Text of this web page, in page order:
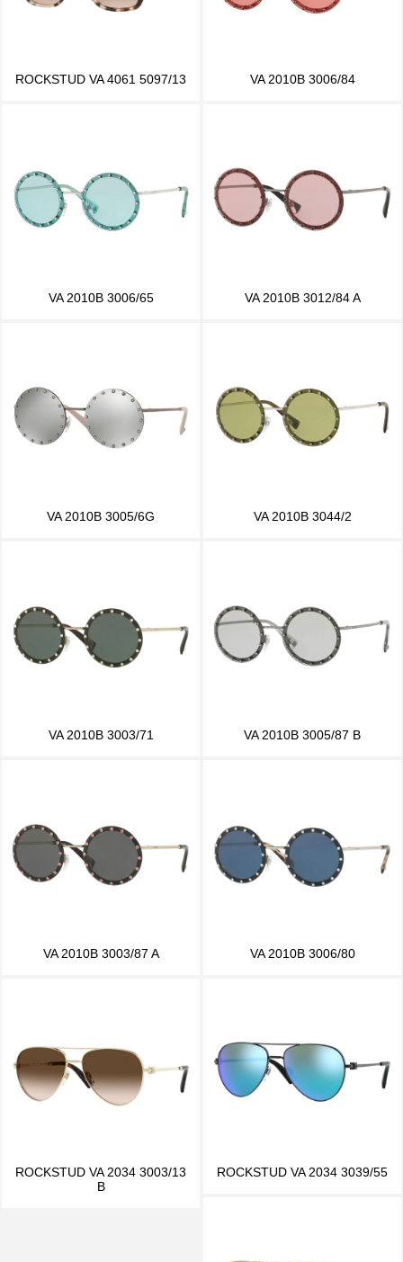
ROCKSTUD VA 4061 5097/13 VA 2010B 3006/84
VA 2010B 3006/65 VA 2010B 3012/84 A
VA 2010B 3005/6G VA 2010B 3044/2
VA 2010B 3003/71 VA 2010B 3005/87 B
VA 2010B 3003/87 A VA 2010B 3006/80
ROCKSTUD VA 2034 3003/13
B
ROCKSTUD VA 2034 3039/55